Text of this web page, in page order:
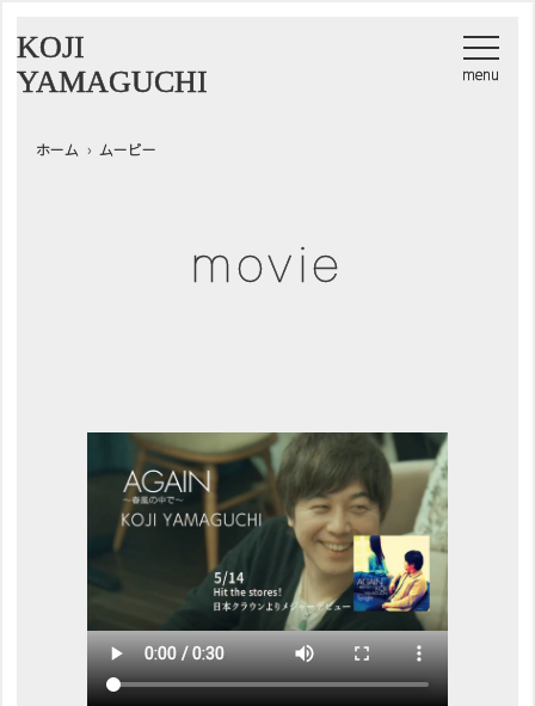
KOJI
YAMAGUCHI
ホーム ムービー
movie